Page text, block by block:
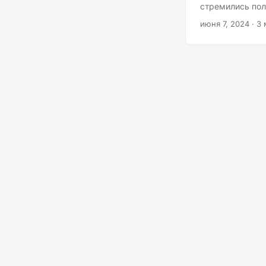
стремились
июня 7, 2024 · 3